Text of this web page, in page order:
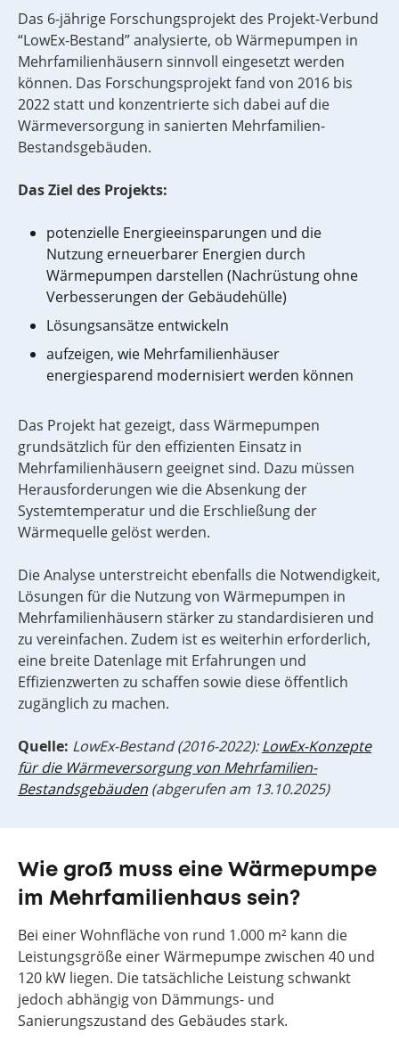
Das 6-jährige Forschungsprojekt des Projekt-Verbund
“LowEx-Bestand” analysierte, ob Wärmepumpen in
Mehrfamilienhäusern sinnvoll eingesetzt werden
können. Das Forschungsprojekt fand von 2016 bis
2022 statt und konzentrierte sich dabei auf die
Wärmeversorgung in sanierten Mehrfamilien-
Bestandsgebäuden.
Das Ziel des Projekts:
potenzielle Energieeinsparungen und die
Nutzung erneuerbarer Energien durch
Wärmepumpen darstellen (Nachrüstung ohne
Verbesserungen der Gebäudehülle)
Lösungsansätze entwickeln
aufzeigen, wie Mehrfamilienhäuser
energiesparend modernisiert werden können
Das Projekt hat gezeigt, dass Wärmepumpen
grundsätzlich für den effizienten Einsatz in
Mehrfamilienhäusern geeignet sind. Dazu müssen
Herausforderungen wie die Absenkung der
Systemtemperatur und die Erschließung der
Wärmequelle gelöst werden.
Die Analyse unterstreicht ebenfalls die Notwendigkeit,
Lösungen für die Nutzung von Wärmepumpen in
Mehrfamilienhäusern stärker zu standardisieren und
zu vereinfachen. Zudem ist es weiterhin erforderlich,
eine breite Datenlage mit Erfahrungen und
Effizienzwerten zu schaffen sowie diese öffentlich
zugänglich zu machen.
Quelle: LowEx-Bestand (2016-2022): LowEx-Konzepte
für die Wärmeversorgung von Mehrfamilien-
Bestandsgebäuden (abgerufen am 13.10.2025)
Wie groß muss eine Wärmepumpe
im Mehrfamilienhaus sein?
Bei einer Wohnfläche von rund 1.000 m² kann die
Leistungsgröße einer Wärmepumpe zwischen 40 und
120 kW liegen. Die tatsächliche Leistung schwankt
jedoch abhängig von Dämmungs- und
Sanierungszustand des Gebäudes stark.